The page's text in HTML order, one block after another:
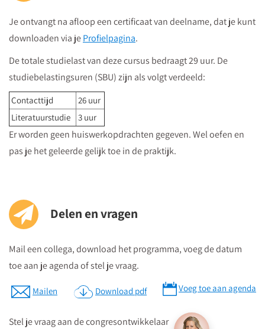
vervolgens vanuit winkelcentrum "Hoog Catharijne" volgt u de
borden "Vredenburg".
Regardz La Vie Utrecht bevindt zich tegenover het Vredenburg
(plein) en naast de Bijenkorf op de hoek
St.Jacobsstraat/Lange Viestraat.
Je kunt het meeting center bereiken via
kantorencomplex "La Vie" aan de St. Jacobsstraat
borden op de 4e etage zie je in welke zaal je moet zijn en daar
kun je dan direct naartoe.
Postcode ten behoeve van je navigatiesysteem : 3511 BS
Parkeren kan in de Qpark parkeergarage La Vie, welke langs de
verschillende aanrijdroutes wordt bewegwijzerd.
Op parkeerniveau 14 heeft u rechtstreekse doorgang naar La
Vie.
Parkeergarage “La Vie” bevindt zich aan de St. Jacobstraat
naast de Bijenkorf.
Je ontvangt na afloop een certificaat van deelname, dat je kunt
downloaden via jeProfielpagina.
De totale studielast van deze cursus bedraagt 29 uur. De
studiebelastingsuren (SBU) zijn als volgt verdeeld:
Contacttijd
26 uur
Literatuurstudie
3 uur
Er worden geen huiswerkopdrachten gegeven. Wel oefen en
pas je het geleerde gelijk toe in de praktijk.
Delen en vragen
Mail een collega, download het programma, voeg de datum
toe aan je agenda of stel je vraag.
Mailen Download pdf Voeg toe aan agenda
Stel je vraag aan de congresontwikkelaar